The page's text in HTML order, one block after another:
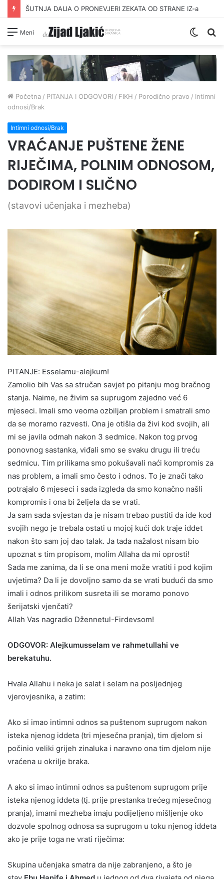
ŠUTNJA DAIJA O PRONEVJERI ZEKATA OD STRANE IZ-a
Meni
Switch
Početna / PITANJA I ODGOVORI / FIKH / Porodično pravo / Intimni
odnosi/Brak
Intimni odnosi/Brak
VRAĆANJE PUŠTENE ŽENE
RIJEČIMA, POLNIM ODNOSOM,
DODIROM I SLIČNO
(stavovi učenjaka i mezheba)
PITANJE: Esselamu-alejkum!
Zamolio bih Vas sa stručan savjet po pitanju mog bračnog
stanja. Naime, ne živim sa suprugom zajedno već 6
mjeseci. Imali smo veoma ozbiljan problem i smatrali smo
da se moramo razvesti. Ona je otišla da živi kod svojih, ali
mi se javila odmah nakon 3 sedmice. Nakon tog prvog
ponovnog sastanka, viđali smo se svaku drugu ili treću
sedmicu. Tim prilikama smo pokušavali naći kompromis za
nas problem, a imali smo često i odnos. To je znači tako
potrajalo 6 mjeseci i sada izgleda da smo konačno našli
kompromis i ona bi željela da se vrati.
Ja sam sada svjestan da je nisam trebao pustiti da ide kod
svojih nego je trebala ostati u mojoj kući dok traje iddet
nakon što sam joj dao talak. Ja tada nažalost nisam bio
upoznat s tim propisom, molim Allaha da mi oprosti!
Sada me zanima, da li se ona meni može vratiti i pod kojim
uvjetima? Da li je dovoljno samo da se vrati budući da smo
imali i odnos prilikom susreta ili se moramo ponovo
šerijatski vjenčati?
Allah Vas nagradio Džennetul-Firdevsom!
ODGOVOR: Alejkumusselam ve rahmetullahi ve
berekatuhu.
Hvala Allahu i neka je salat i selam na posljednjeg
vjerovjesnika, a zatim:
Ako si imao intimni odnos sa puštenom suprugom nakon
isteka njenog iddeta (tri mjesečna pranja), tim djelom si
počinio veliki grijeh zinaluka i naravno ona tim djelom nije
vraćena u okrilje braka.
A ako si imao intimni odnos sa puštenom suprugom prije
isteka njenog iddeta (tj. prije prestanka trećeg mjesečnog
pranja), imami mezheba imaju podijeljeno mišljenje oko
dozvole spolnog odnosa sa suprugom u toku njenog iddeta
ako je prije toga ne vrati riječima:
Skupina učenjaka smatra da nije zabranjeno, a što je